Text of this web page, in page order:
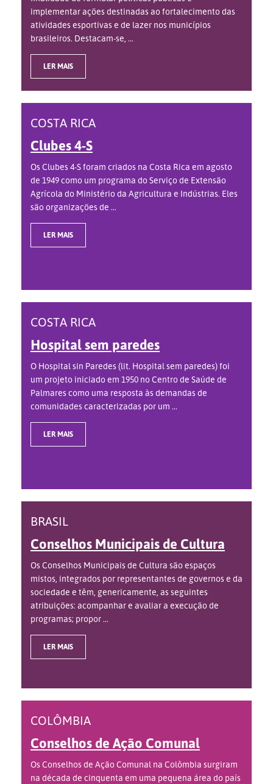
implementar ações destinadas ao fortalecimento das
atividades esportivas e de lazer nos municípios
brasileiros. Destacam-se, ...
LER MAIS
COSTA RICA
Clubes 4-S
Os Clubes 4-S foram criados na Costa Rica em agosto
de 1949 como um programa do Serviço de Extensão
Agrícola do Ministério da Agricultura e Indústrias. Eles
são organizações de ...
LER MAIS
COSTA RICA
Hospital sem paredes
O Hospital sin Paredes (lit. Hospital sem paredes) foi
um projeto iniciado em 1950 no Centro de Saúde de
Palmares como uma resposta às demandas de
comunidades caracterizadas por um ...
LER MAIS
BRASIL
Conselhos Municipais de Cultura
Os Conselhos Municipais de Cultura são espaços
mistos, integrados por representantes de governos e da
sociedade e têm, genericamente, as seguintes
atribuições: acompanhar e avaliar a execução de
programas; propor ...
LER MAIS
COLÔMBIA
Conselhos de Ação Comunal
Os Conselhos de Ação Comunal na Colômbia surgiram
na década de cinquenta em uma pequena área do país